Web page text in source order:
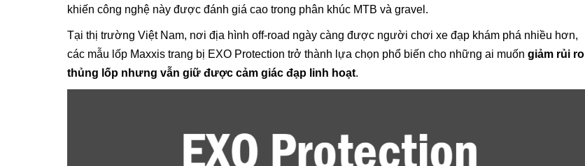
khiến công nghệ này được đánh giá cao trong phân khúc MTB và gravel.
Tại thị trường Việt Nam, nơi địa hình off-road ngày càng được người chơi xe đạp khám phá nhiều hơn,
các mẫu lốp Maxxis trang bị EXO Protection trở thành lựa chọn phổ biến cho những ai muốn giảm rủi ro
thủng lốp nhưng vẫn giữ được cảm giác đạp linh hoạt.